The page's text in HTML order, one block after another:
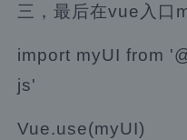
三，最后在vue入口
import myUI from
js'
Vue.use(myUI)